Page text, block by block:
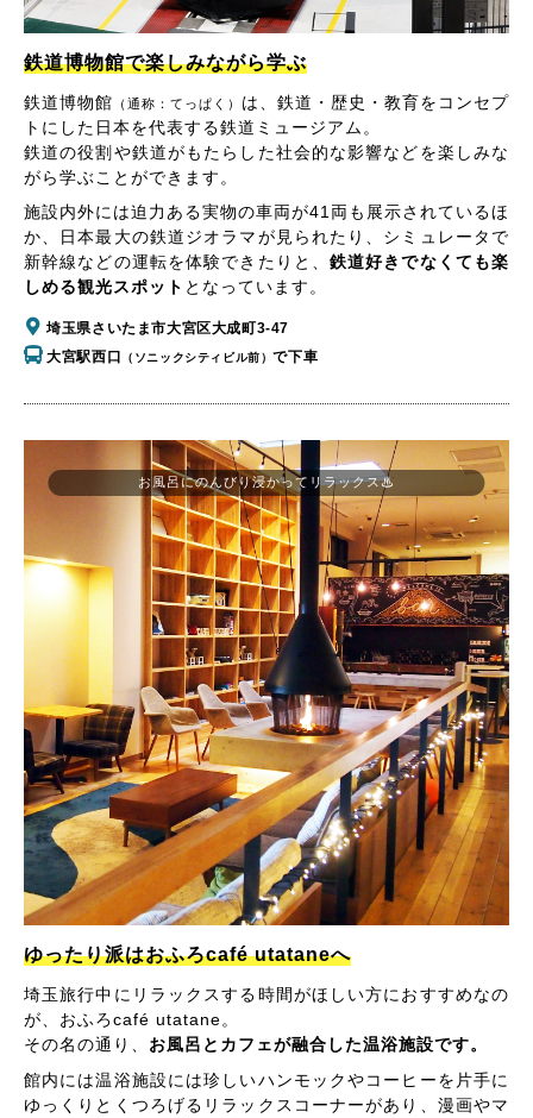
鉄道博物館で楽しみながら学ぶ
鉄道博物館 （通称：てっぱく） は、鉄道・歴史・教育をコンセプ
トにした日本を代表する鉄道ミュージアム。
鉄道の役割や鉄道がもたらした社会的な影響などを楽しみな
がら学ぶことができます。
施設内外には迫力ある実物の車両が41両も展示されているほ
か、日本最大の鉄道ジオラマが見られたり、シミュレータで
新幹線などの運転を体験できたりと、 鉄道好きでなくても楽
しめる観光スポット となっています。
埼玉県さいたま市大宮区大成町3-47
大宮駅西口
（ソニックシティビル前）で下車
ゆったり派はおふろcafé utataneへ
埼玉旅行中にリラックスする時間がほしい方におすすめなの
が、おふろcafé utatane。
その名の通り、 お風呂とカフェが融合した温浴施設です。
館内には温浴施設には珍しいハンモックやコーヒーを片手に
ゆっくりとくつろげるリラックスコーナーがあり、漫画やマ
お風呂にのんびり浸かってリラックス♨